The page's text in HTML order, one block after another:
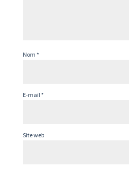
Nom *
E-mail *
Site web